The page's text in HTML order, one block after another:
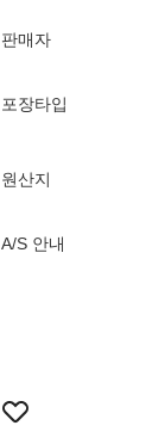
판매자
포장타입
원산지
A/S 안내